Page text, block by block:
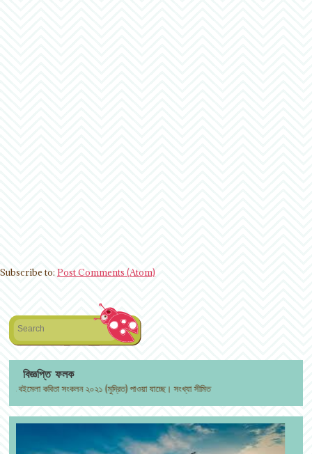
Subscribe to: Post Comments (Atom)
বিজ্ঞপ্তি ফলক
কবিতা সংকলন ২০২১ (মুদ্রিত) পাওয়া যাচ্ছে। সংখ্যা সীমিত